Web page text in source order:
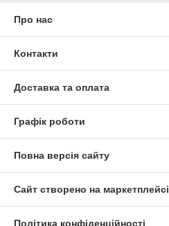
Про нас
Контакти
Доставка та оплата
Графік роботи
Повна версія сайту
Сайт створено на маркетплейсі
Політика конфіденційності